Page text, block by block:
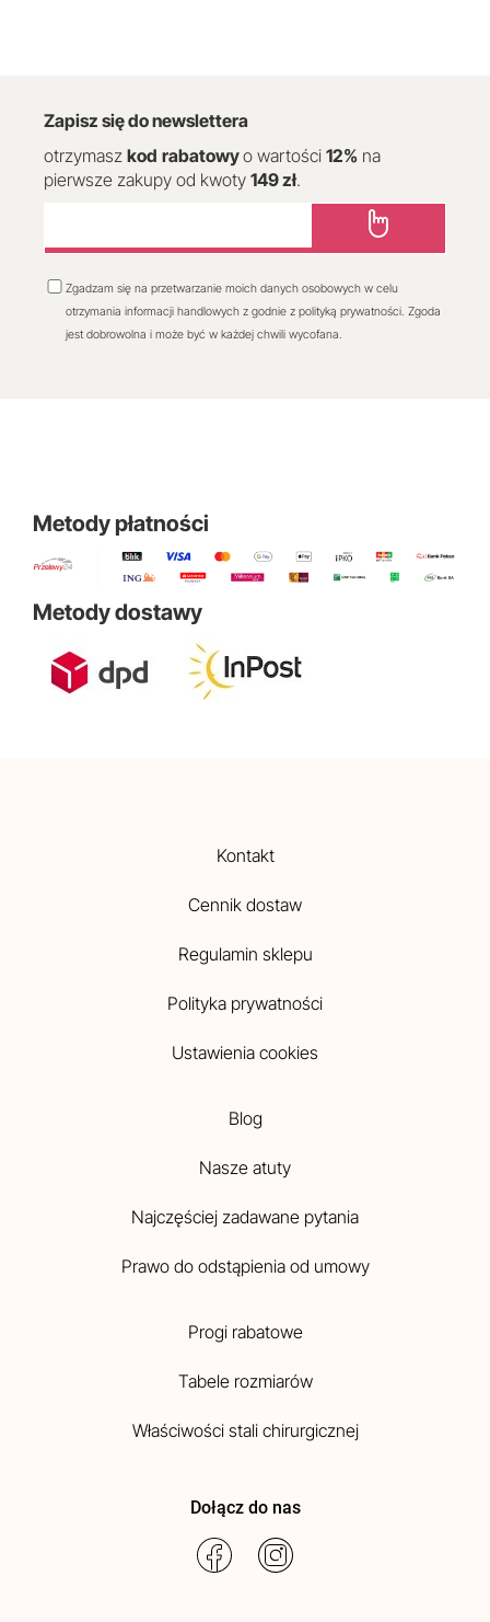
Zapisz się do newslettera
otrzymasz kod rabatowyo wartości 12% na
pierwsze zakupy od kwoty 149 zł.
Zgadzam się na przetwarzanie moich danych osobowych w celu
otrzymania informacji handlowych z godnie z polityką prywatności. Zgoda
jest dobrowolna i może być w każdej chwili wycofana.
Metody płatności
Metody dostawy
Kontakt
Cennik dostaw
Regulamin sklepu
Polityka prywatności
Ustawienia cookies
Blog
Nasze atuty
Najczęściej zadawane pytania
Prawo do odstąpienia od umowy
Progi rabatowe
Tabele rozmiarów
Właściwości stali chirurgicznej
Dołącz do nas